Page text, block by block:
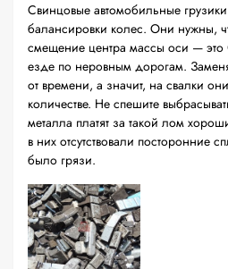
Свинцовые автомобильные
балансировки колес. Они нужны,
смещение центра массы оси — это
езде по неровным дорогам.
от времени, а значит, на свалки
количестве. Не спешите
металла платят за такой лом
в них отсутствовали посторонние
было грязи.